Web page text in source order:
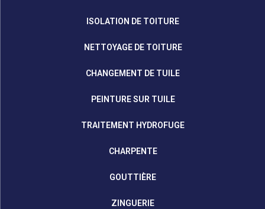
ISOLATION DE TOITURE
NETTOYAGE DE TOITURE
CHANGEMENT DE TUILE
PEINTURE SUR TUILE
TRAITEMENT HYDROFUGE
CHARPENTE
GOUTTIÈRE
ZINGUERIE